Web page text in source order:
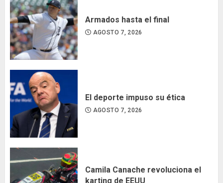
Armados hasta el final
AGOSTO 7, 2026
El deporte impuso su ética
AGOSTO 7, 2026
Camila Canache revoluciona el
karting de EEUU